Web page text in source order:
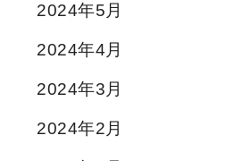
2024年5月
2024年4月
2024年3月
2024年2月